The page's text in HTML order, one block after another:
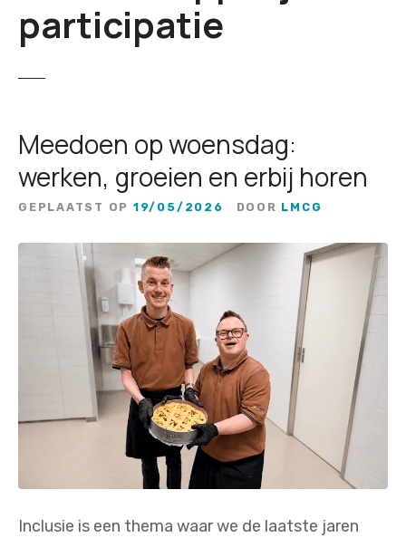
participatie
Meedoen op woensdag:
werken, groeien en erbij horen
GEPLAATST OP 19/05/2026 DOOR LMCG
Inclusie is een thema waar we de laatste jaren